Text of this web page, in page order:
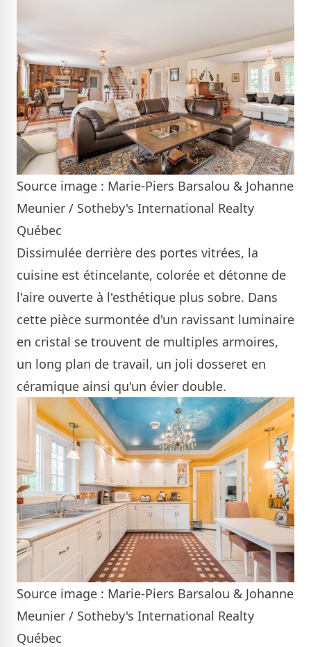
Source image : Marie-Piers Barsalou & Johanne
Meunier / Sotheby's International Realty
Québec
Dissimulée derrière des portes vitrées, la
cuisine est étincelante, colorée et détonne de
l'aire ouverte à l'esthétique plus sobre. Dans
cette pièce surmontée d'un ravissant luminaire
en cristal se trouvent de multiples armoires,
un long plan de travail, un joli dosseret en
céramique ainsi qu'un évier double.
Source image : Marie-Piers Barsalou & Johanne
Meunier / Sotheby's International Realty
Québec